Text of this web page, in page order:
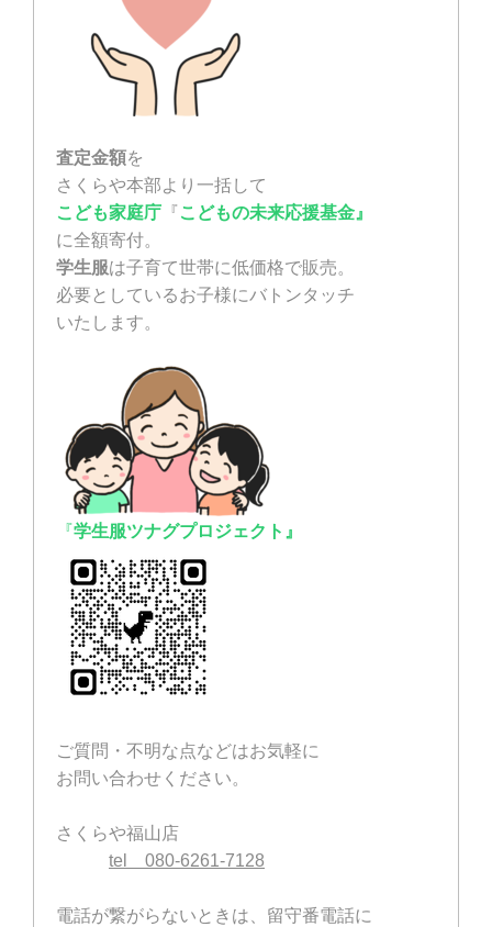
査定金額を
さくらや本部より一括して
こども家庭庁 『 こどもの未来応援基金』
に全額寄付。
学生服は子育て世帯に低価格で販売。
必要としているお子様にバトンタッチ
いたします。
『学生服ツナグプロジェクト』
ご質問・不明な点などはお気軽に
お問い合わせください。
さくらや福山店
tel 080-6261-7128
電話が繋がらないときは、留守番電話に